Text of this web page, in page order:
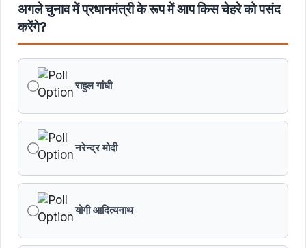
मुख्यमंत्री डॉ. यादव ने बाबूलाल जैन की पुण्यतिथि पर किया नमन
मुख्यमंत्री डॉ. यादव ने गुरुदेव रवीन्द्रनाथ टैगोर की पुण्यतिथि पर की
श्रद्धांजलि अर्पित
अगले चुनाव में प्रधानमंत्री के रूप में आप किस चेहरे को पसंद
करेंगे?
राहुल गांधी
नरेन्द्र मोदी
योगी आदित्यनाथ